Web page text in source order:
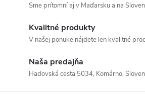
Sme prítomní aj v Maďarsku a na
Kvalitné produkty
V našej ponuke nájdete len kvalitné
Naša predajňa
Hadovská cesta 5034, Komárno,